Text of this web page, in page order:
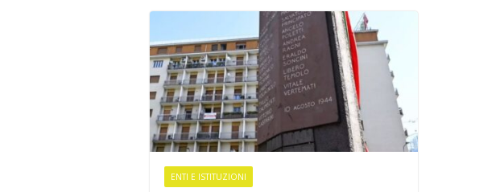
ENTI E ISTITUZIONI